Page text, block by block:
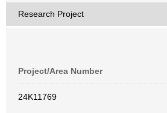
Research Project
Project/Area Number
24K11769